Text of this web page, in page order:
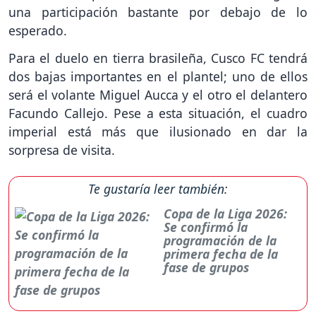
una participación bastante por debajo de lo
esperado.
Para el duelo en tierra brasileña, Cusco FC tendrá
dos bajas importantes en el plantel; uno de ellos
será el volante Miguel Aucca y el otro el delantero
Facundo Callejo. Pese a esta situación, el cuadro
imperial está más que ilusionado en dar la
sorpresa de visita.
Te gustaría leer también:
Copa de la Liga 2026:
Se confirmó la
programación de la
primera fecha de la
fase de grupos